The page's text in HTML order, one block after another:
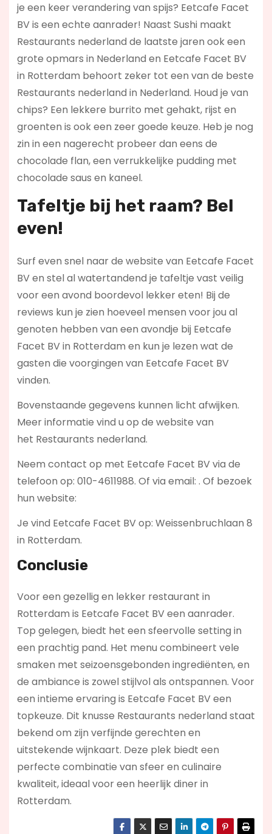
je een keer verandering van spijs? Eetcafe Facet
BV is een echte aanrader! Naast Sushi maakt
Restaurants nederland de laatste jaren ook een
grote opmars in Nederland en Eetcafe Facet BV
in Rotterdam behoort zeker tot een van de beste
Restaurants nederland in Nederland. Houd je van
chips? Een lekkere burrito met gehakt, rijst en
groenten is ook een zeer goede keuze. Heb je nog
zin in een nagerecht probeer dan eens de
chocolade flan, een verrukkelijke pudding met
chocolade saus en kaneel.
Tafeltje bij het raam? Bel
even!
Surf even snel naar de website van Eetcafe Facet
BV en stel al watertandend je tafeltje vast veilig
voor een avond boordevol lekker eten! Bij de
reviews kun je zien hoeveel mensen voor jou al
genoten hebben van een avondje bij Eetcafe
Facet BV in Rotterdam en kun je lezen wat de
gasten die voorgingen van Eetcafe Facet BV
vinden.
Bovenstaande gegevens kunnen licht afwijken.
Meer informatie vind u op de website van
het Restaurants nederland.
Neem contact op met Eetcafe Facet BV via de
telefoon op: 010-4611988. Of via email: . Of bezoek
hun website:
Je vind Eetcafe Facet BV op: Weissenbruchlaan 8
in Rotterdam.
Conclusie
Voor een gezellig en lekker restaurant in
Rotterdam is Eetcafe Facet BV een aanrader.
Top gelegen, biedt het een sfeervolle setting in
een prachtig pand. Het menu combineert vele
smaken met seizoensgebonden ingrediënten, en
de ambiance is zowel stijlvol als ontspannen. Voor
een intieme ervaring is Eetcafe Facet BV een
topkeuze. Dit knusse Restaurants nederland staat
bekend om zijn verfijnde gerechten en
uitstekende wijnkaart. Deze plek biedt een
perfecte combinatie van sfeer en culinaire
kwaliteit, ideaal voor een heerlijk diner in
Rotterdam.